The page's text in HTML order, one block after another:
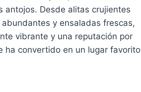
antojos. Desde alitas crujientes
y ensaladas frescas,
vibrante y una reputación por
ha convertido en un lugar favorito